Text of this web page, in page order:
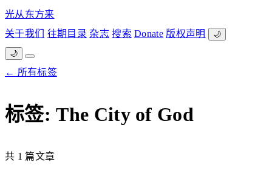
光从东方来
关于我们
往期目录 杂志 搜索 Donate 版权声明 🌙
🌙
← 所有标签
标签: The City of God
共 1 篇文章